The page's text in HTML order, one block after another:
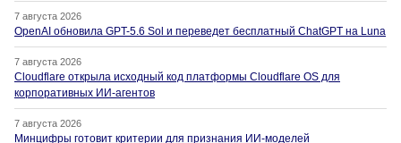
7 августа 2026
OpenAI обновила GPT-5.6 Sol и переведет бесплатный ChatGPT на Luna
7 августа 2026
Cloudflare открыла исходный код платформы Cloudflare OS для
корпоративных ИИ-агентов
7 августа 2026
Минцифры готовит критерии для признания ИИ-моделей